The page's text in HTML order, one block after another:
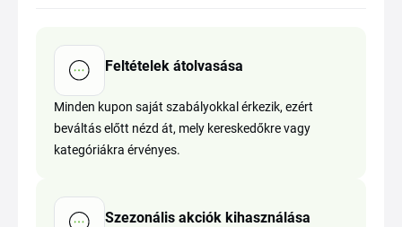
Feltételek átolvasása
Minden kupon saját szabályokkal érkezik, ezért
beváltás előtt nézd át, mely kereskedőkre vagy
kategóriákra érvényes.
Szezonális akciók kihasználása